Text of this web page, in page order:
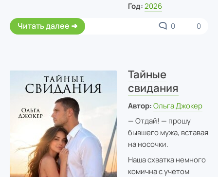
Год: 2026
Читать далее 0 0
Тайные
свидания
Автор: Ольга Джокер
— Отдай! — прошу
бывшего мужа, вставая
на носочки.
Наша схватка немного
комична с учетом